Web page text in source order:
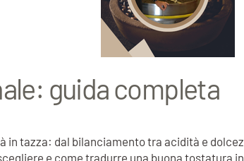
guida completa
tazza: dal bilanciamento tra acidità e
e come tradurre una buona tostatura